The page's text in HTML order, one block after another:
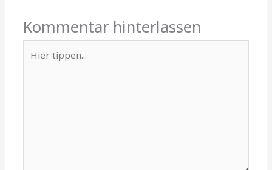
Kommentar hinterlassen
tippen...